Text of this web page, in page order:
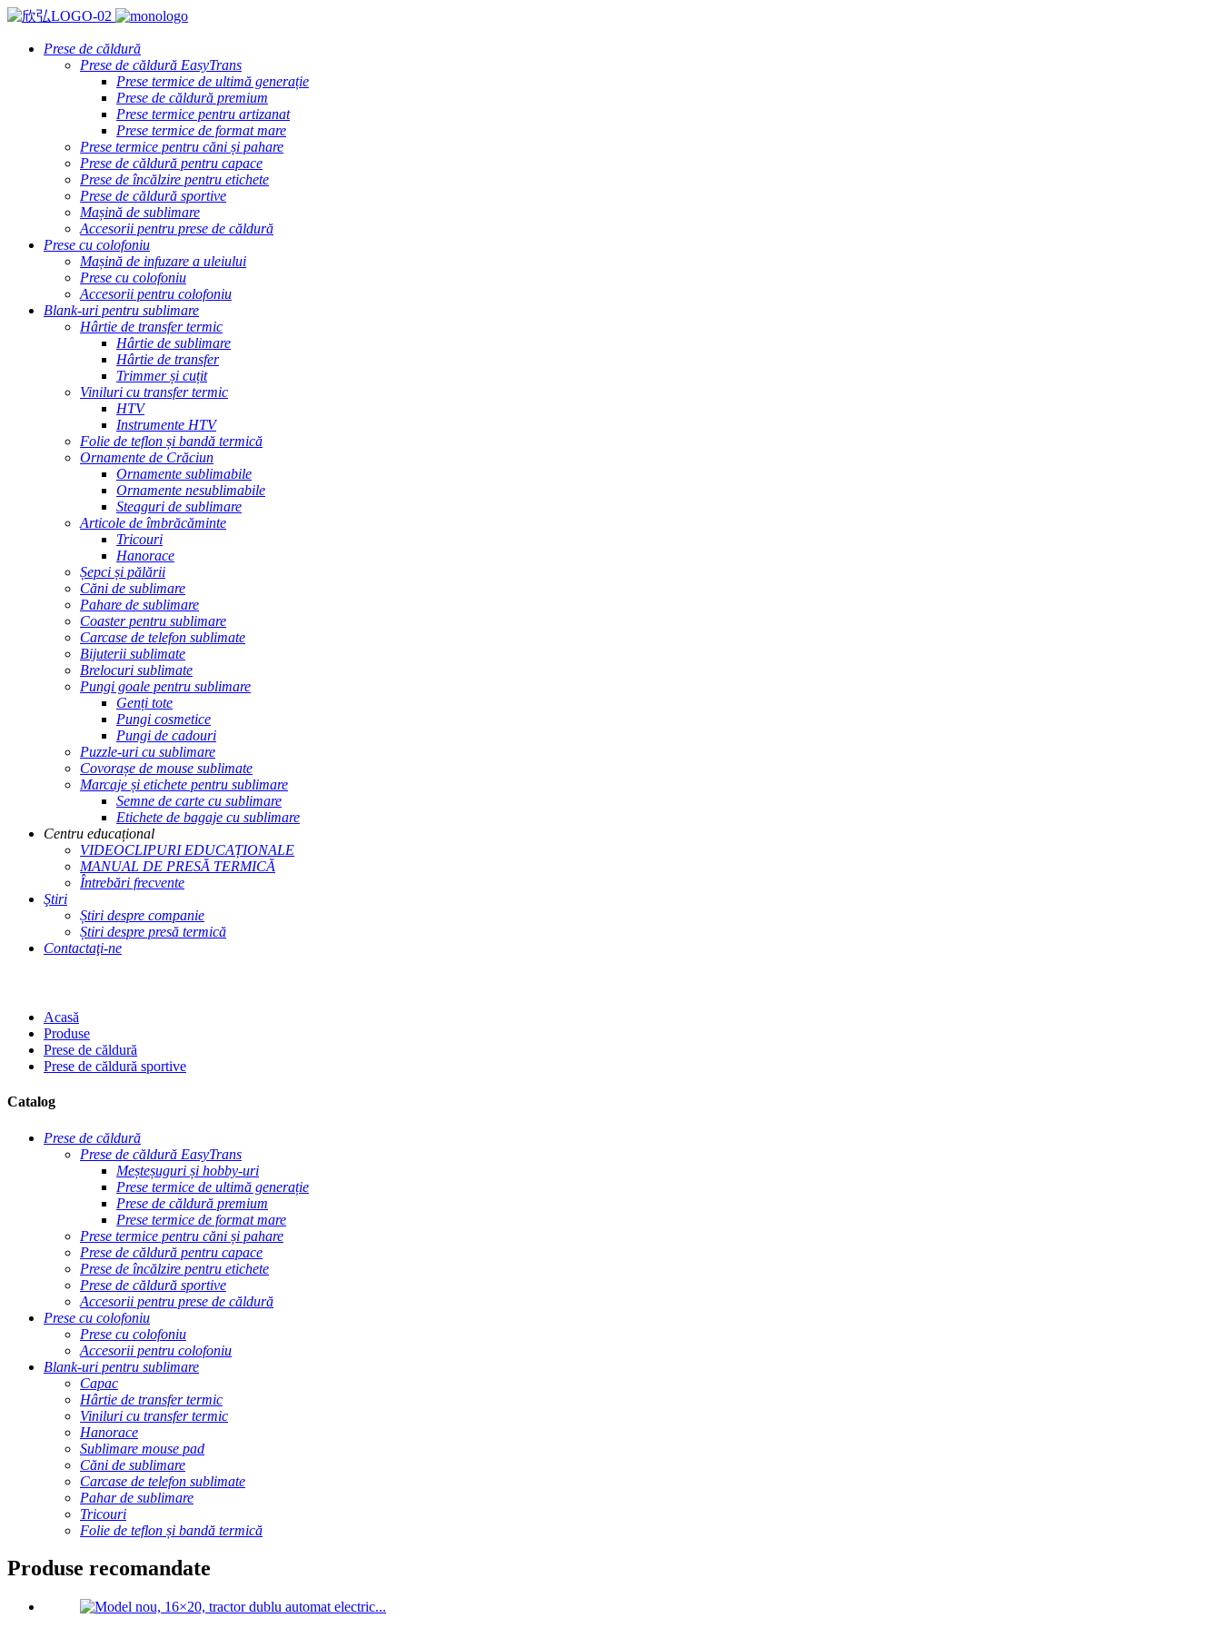
Prese de căldură
Prese de căldură EasyTrans
Prese termice de ultimă generație
Prese de căldură premium
Prese termice pentru artizanat
Prese termice de format mare
Prese termice pentru căni și pahare
Prese de căldură pentru capace
Prese de încălzire pentru etichete
Prese de căldură sportive
Mașină de sublimare
Accesorii pentru prese de căldură
Prese cu colofoniu
Mașină de infuzare a uleiului
Prese cu colofoniu
Accesorii pentru colofoniu
Blank-uri pentru sublimare
Hârtie de transfer termic
Hârtie de sublimare
Hârtie de transfer
Trimmer și cuțit
Viniluri cu transfer termic
HTV
Instrumente HTV
Folie de teflon și bandă termică
Ornamente de Crăciun
Ornamente sublimabile
Ornamente nesublimabile
Steaguri de sublimare
Articole de îmbrăcăminte
Tricouri
Hanorace
Șepci și pălării
Căni de sublimare
Pahare de sublimare
Coaster pentru sublimare
Carcase de telefon sublimate
Bijuterii sublimate
Brelocuri sublimate
Pungi goale pentru sublimare
Genți tote
Pungi cosmetice
Pungi de cadouri
Puzzle-uri cu sublimare
Covorașe de mouse sublimate
Marcaje și etichete pentru sublimare
Semne de carte cu sublimare
Etichete de bagaje cu sublimare
Centru educațional
VIDEOCLIPURI EDUCAȚIONALE
MANUAL DE PRESĂ TERMICĂ
Întrebări frecvente
Ştiri
Știri despre companie
Știri despre presă termică
Contactaţi-ne
Acasă
Produse
Prese de căldură
Prese de căldură sportive
Catalog
Prese de căldură
Prese de căldură EasyTrans
Meșteșuguri și hobby-uri
Prese termice de ultimă generație
Prese de căldură premium
Prese termice de format mare
Prese termice pentru căni și pahare
Prese de căldură pentru capace
Prese de încălzire pentru etichete
Prese de căldură sportive
Accesorii pentru prese de căldură
Prese cu colofoniu
Prese cu colofoniu
Accesorii pentru colofoniu
Blank-uri pentru sublimare
Capac
Hârtie de transfer termic
Viniluri cu transfer termic
Hanorace
Sublimare mouse pad
Căni de sublimare
Carcase de telefon sublimate
Pahar de sublimare
Tricouri
Folie de teflon și bandă termică
Produse recomandate